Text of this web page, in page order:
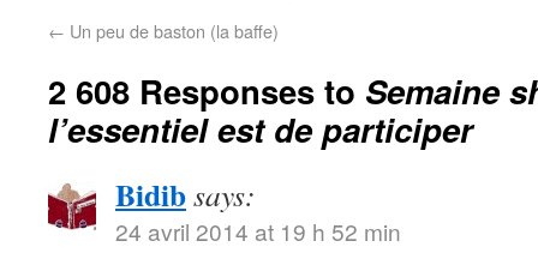
← Un peu de baston (la baffe)
2 608 Responses to Semaine
l’essentiel est de participer
Bidibsays:
24 avril 2014 at 19 h 52 min